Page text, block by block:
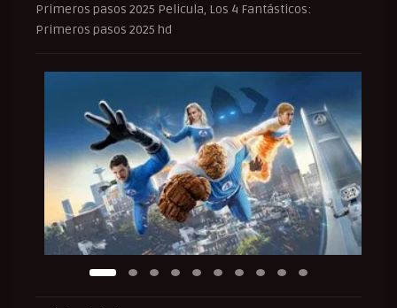
Primeros pasos 2025 Pelicula, Los 4 Fantásticos:
Primeros pasos 2025 hd